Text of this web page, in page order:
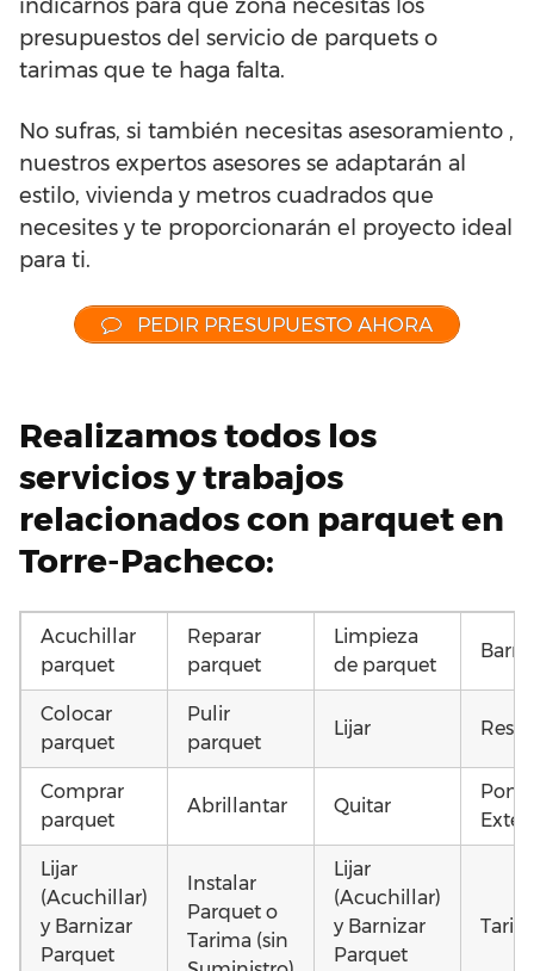
indicarnos para qué zona necesitas los
presupuestos del servicio de parquets o
tarimas que te haga falta.
No sufras, si también necesitas asesoramiento ,
nuestros expertos asesores se adaptarán al
estilo, vivienda y metros cuadrados que
necesites y te proporcionarán el proyecto ideal
para ti.
PEDIR PRESUPUESTO AHORA
Realizamos todos los
servicios y trabajos
relacionados con parquet en
Torre-Pacheco:
Acuchillar
parquet
Reparar
parquet
Limpieza
de parquet
Colocar
parquet
Pulir
parquet
Lijar
Comprar
parquet
Abrillantar Quitar
Lijar
(Acuchillar)
y Barnizar
Parquet
Instalar
Parquet o
Tarima (sin
Lijar
(Acuchillar)
y Barnizar
Parquet